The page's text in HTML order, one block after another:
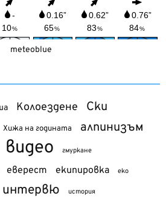
meteoblue
Колоездене Ски
Хижа на годината алпинизъм
видео гмуркане
еверест екипировка еко
интервю история